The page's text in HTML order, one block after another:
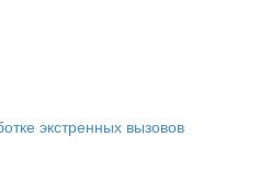
экстренных вызовов